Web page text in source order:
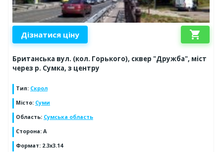
Дізнатися ціну shopping_cart
Британська вул. (кол. Горького), сквер "Дружба", міст
через р. Сумка, з центру
Тип: Скрол
Місто: Суми
Область: Сумська область
Сторона: A
Формат: 2.3x3.14